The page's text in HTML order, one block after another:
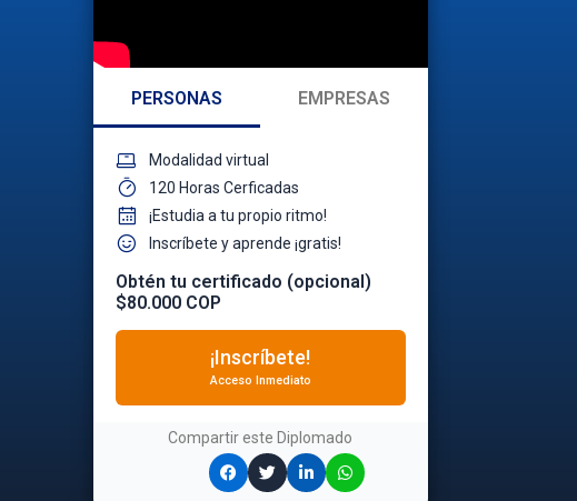
PERSONAS EMPRESAS
Modalidad virtual
120 Horas Cerficadas
¡Estudia a tu propio ritmo!
Inscríbete y aprende ¡gratis!
Obtén tu certificado (opcional)
$80.000 COP
¡Inscríbete!
Acceso Inmediato
Compartir este Diplomado